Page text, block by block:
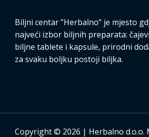
Biljni centar ”Herbalno” je mjesto
najveći izbor biljnih preparata:
biljne tablete i kapsule, prirodni
za svaku boljku postoji biljka.
Copyright © 2026 | Herbalno d.o.o.